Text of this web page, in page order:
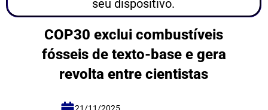
seu dispositivo.
COP30 exclui combustíveis
fósseis de texto-base e gera
revolta entre cientistas